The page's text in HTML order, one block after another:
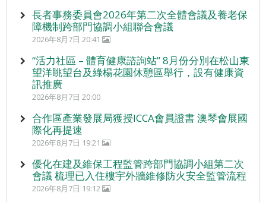
長者事務委員會2026年第二次全體會議及養老保
障機制跨部門協調小組聯合會議
2026年8月7日 20:41
“活力社區 – 體育健康諮詢站” 8月份分別在松山東
望洋眺望台及綠楊花園休憩區舉行，設有健康資
訊推廣
2026年8月7日 20:00
合作區產業發展局獲授ICCA會員證書 澳琴會展國
際化再提速
2026年8月7日 19:21
優化在建及維保工程監管跨部門協調小組第二次
會議 梳理已入住樓宇外牆維修防火安全監管流程
2026年8月7日 19:12